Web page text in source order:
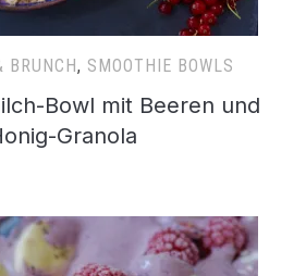
BRUNCH, SMOOTHIE BOWLS
Bowl mit Beeren und
Granola